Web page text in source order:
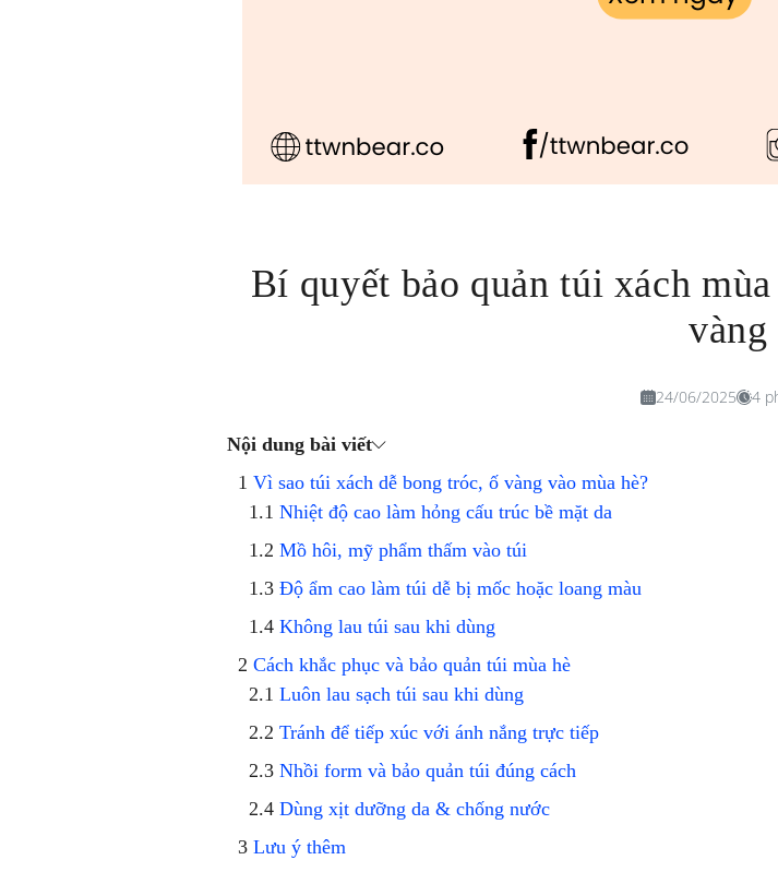
Bí quyết bảo quản túi xách
vàng
24/06/2025 4
Nội dung bài viết
Vì sao túi xách dễ bong tróc, ố vàng vào mùa hè?
Nhiệt độ cao làm hỏng cấu trúc bề mặt da
Mồ hôi, mỹ phẩm thấm vào túi
Độ ẩm cao làm túi dễ bị mốc hoặc loang màu
Không lau túi sau khi dùng
Cách khắc phục và bảo quản túi mùa hè
Luôn lau sạch túi sau khi dùng
Tránh để tiếp xúc với ánh nắng trực tiếp
Nhồi form và bảo quản túi đúng cách
Dùng xịt dưỡng da & chống nước
Lưu ý thêm